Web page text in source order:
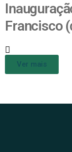
Francisco
Ver mais